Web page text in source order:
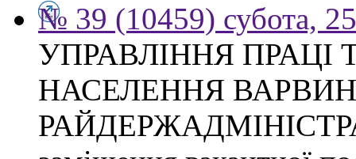
№ 39 (10459) субота,
УПРАВЛІННЯ ПРАЦІ
НАСЕЛЕННЯ